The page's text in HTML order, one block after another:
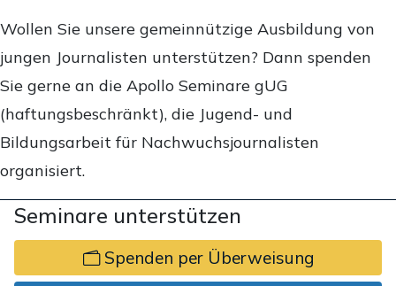
Wollen Sie unsere gemeinnützige Ausbildung von
jungen Journalisten unterstützen? Dann spenden
Sie gerne an die Apollo Seminare gUG
(haftungsbeschränkt), die Jugend- und
Bildungsarbeit für Nachwuchsjournalisten
organisiert.
Seminare unterstützen
Spenden per Überweisung